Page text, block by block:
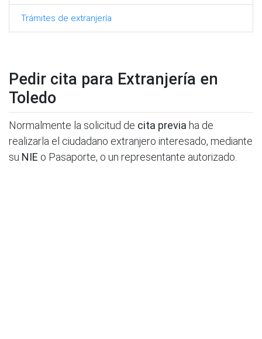
Trámites de extranjería
Pedir cita para Extranjería en
Toledo
Normalmente la solicitud de cita previa ha de
realizarla el ciudadano extranjero interesado, mediante
su NIE o Pasaporte, o un representante autorizado.